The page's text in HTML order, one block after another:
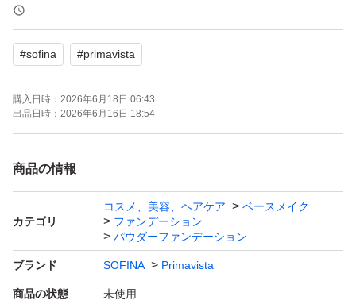
購入時期 2026年6月
・即購入OKです！
・匿名配送！
・早い者勝ち(^o^)
・たばこは吸いません。
・ペットもおりません。
※おまとめ配送→おてがる配送(匿名)で送れる範囲なら合
2個お買い上げ→100円引き
#sofina #primavista
購入日時： 2026年6月18日 06:43
出品日時： 2026年6月16日 18:54
商品の情報
カテゴリ
コスメ、美容、ヘアケア
ベースメイク
ファンデーション
パウダーファンデーション
ブランド SOFINA Primavista
商品の状態 未使用